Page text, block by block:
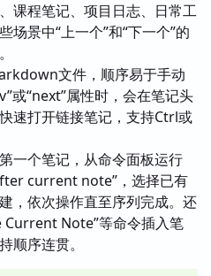
课程笔记、项目日志、日常工
场景中“上一个”和“下一个”的
文件，顺序易于手动
或“next”属性时，会在笔记头
速打开链接笔记，支持Ctrl或
一个笔记，从命令面板运行
current note”，选择已有
，依次操作直至序列完成。还
Note”等命令插入笔
顺序连贯。